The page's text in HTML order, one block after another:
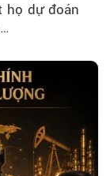
họ dự đoán